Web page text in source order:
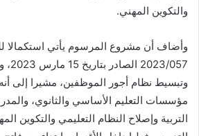
والتكوين المهني.
وأضاف أن مشروع المرسوم يأتي استكمالا
2023/
وتبسيط نظام أجور الموظفين، مشيرا إلى
مؤسسات التعليم الأساسي والثانوي،
التربية وإصلاح النظام التعليمي والتكوين